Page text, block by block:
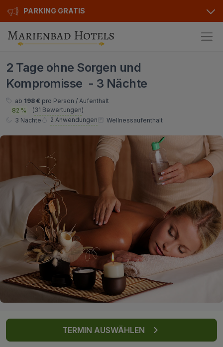
PARKING GRATIS
Hotels
Alle Hotels
Kurhotels
Golfhotels
Orea Hotels
Angebote
Geschenkgutscheine
Bonusse
Sonderangebot
Kontakt
Über uns
Privat Transfer
FAQ
2 Tage ohne Sorgen und
Kompromisse - 3 Nächte
ab 198 € pro Person / Aufenthalt
82 %
(31 Bewertungen)
3 Nächte
2 Anwendungen Wellnessaufenthalt
TERMIN AUSWÄHLEN